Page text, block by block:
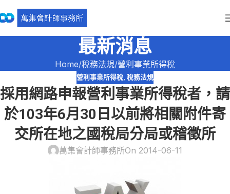
最新消息
Home 稅務法規 營利事業所得稅
營利事業所得稅, 稅務法規
採用網路申報營利事業所得稅者，請
於103年6月30日以前將相關附件寄
交所在地之國稅局分局或稽徵所
萬集會計師事務所On 2014-06-11